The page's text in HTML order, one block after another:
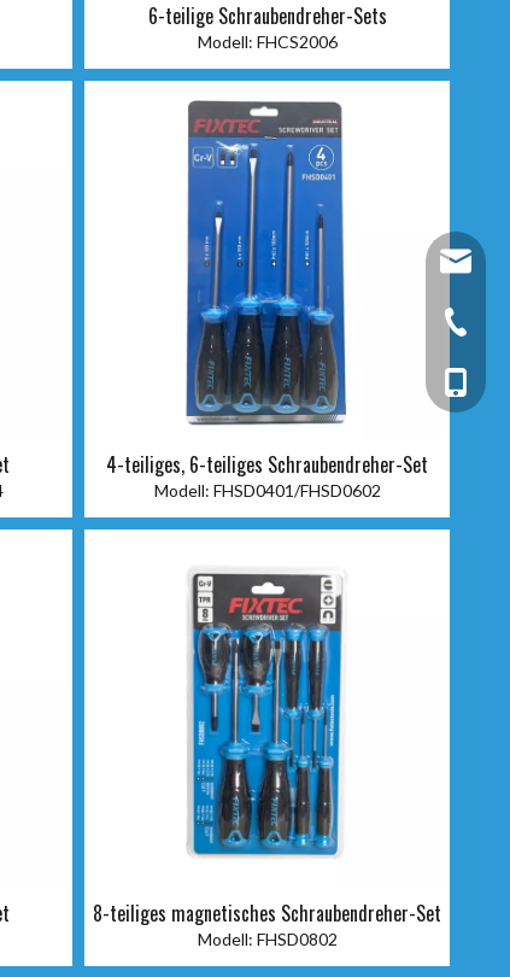
6-teilige Schraubendreher-Sets
Modell: FHCS2006
4-teiliges, 6-teiliges Schraubendreher-Set
Modell: FHSD0401/FHSD0602
8-teiliges magnetisches Schraubendreher-Set
Modell: FHSD0802
+86-25-